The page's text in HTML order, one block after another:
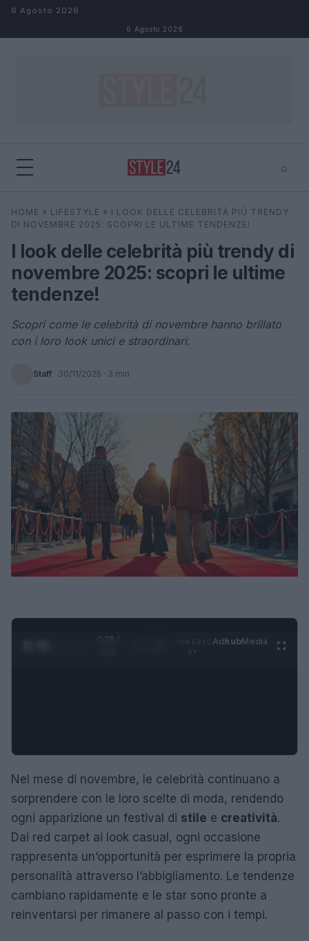
Salta al contenuto
6 Agosto 2026
6 Agosto 2026
⌕
Cerca ⌕ ×
HOME » LIFESTYLE » I LOOK DELLE CELEBRITÀ PIÙ TRENDY
DI NOVEMBRE 2025: SCOPRI LE ULTIME TENDENZE!
I look delle celebrità più trendy di
novembre 2025: scopri le ultime
tendenze!
Scopri come le celebrità di novembre hanno brillato
con i loro look unici e straordinari.
Staff · 30/11/2025 · 3 min
0:29 /
AdhubMedia
Nel mese di novembre, le celebrità continuano a
sorprendere con le loro scelte di moda, rendendo
ogni apparizione un festival di stile e creatività.
Dai red carpet ai look casual, ogni occasione
rappresenta un’opportunità per esprimere la propria
personalità attraverso l’abbigliamento. Le tendenze
cambiano rapidamente e le star sono pronte a
reinventarsi per rimanere al passo con i tempi.